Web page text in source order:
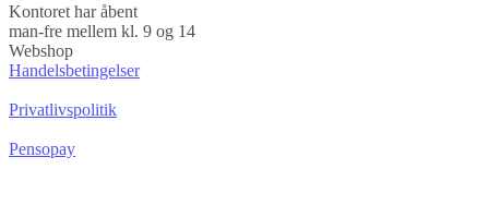
Kontoret har åbent
man-fre mellem kl. 9 og 14
Webshop
Handelsbetingelser
Privatlivspolitik
Pensopay